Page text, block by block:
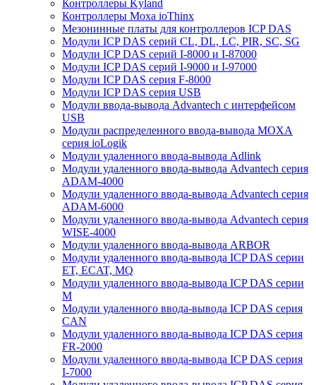
Контроллеры Kyland
Контроллеры Moxa ioThinx
Мезонинные платы для контроллеров ICP DAS
Модули ICP DAS серий CL, DL, LC, PIR, SC, SG
Модули ICP DAS серий I-8000 и I-87000
Модули ICP DAS серий I-9000 и I-97000
Модули ICP DAS серия F-8000
Модули ICP DAS серия USB
Модули ввода-вывода Advantech с интерфейсом
USB
Модули распределенного ввода-вывода MOXA
серия ioLogik
Модули удаленного ввода-вывода Adlink
Модули удаленного ввода-вывода Advantech серия
ADAM-4000
Модули удаленного ввода-вывода Advantech серия
ADAM-6000
Модули удаленного ввода-вывода Advantech серия
WISE-4000
Модули удаленного ввода-вывода ARBOR
Модули удаленного ввода-вывода ICP DAS серии
ET, ECAT, MQ
Модули удаленного ввода-вывода ICP DAS серии
M
Модули удаленного ввода-вывода ICP DAS серия
CAN
Модули удаленного ввода-вывода ICP DAS серия
FR-2000
Модули удаленного ввода-вывода ICP DAS серия
I-7000